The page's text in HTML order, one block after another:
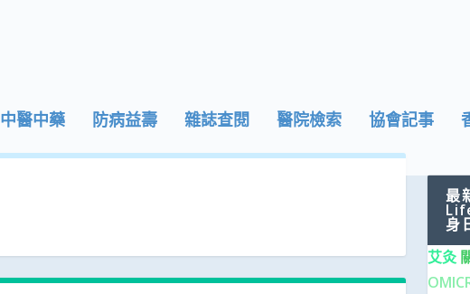
中醫中藥 防病益壽 雜誌查閱 醫院檢索 協會記事
最
身
艾灸